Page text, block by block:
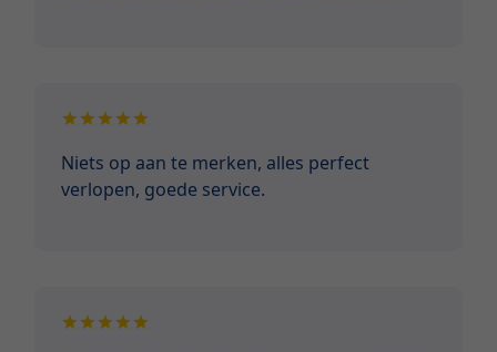
Niets op aan te merken, alles perfect
verlopen, goede service.